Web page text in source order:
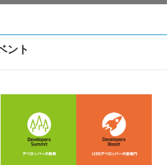
ント